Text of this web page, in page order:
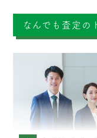
なんでも査定の